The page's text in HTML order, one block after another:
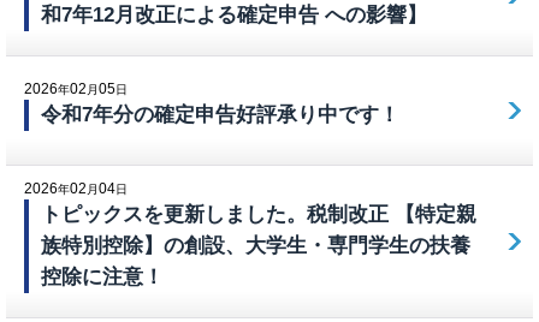
和7年12月改正による確定申告 への影響】
2026年02 月05日
令和7年分の確定申告好評承り中です！
2026年02 月04日
トピックスを更新しました。税制改正 【特定親
族特別控除】の創設、大学生・専門学生の扶養
控除に注意！